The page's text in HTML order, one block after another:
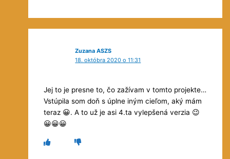
Zuzana ASZS
18. októbra 2020 o 11:31
Jej to je presne to, čo zažívam v tomto projekte…
Vstúpila som doň s úplne iným cieľom, aký mám
teraz 😀. A to už je asi 4.ta vylepšená verzia 😉
😀😀😀